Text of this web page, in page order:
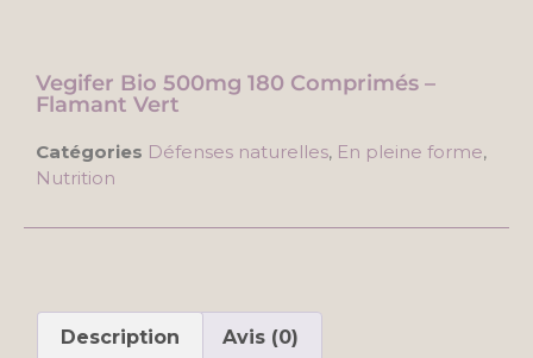
Vegifer Bio 500mg 180 Comprimés –
Flamant Vert
Catégories Défenses naturelles, En pleine forme,
Nutrition
Description Avis (0)